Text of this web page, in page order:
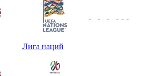
Лига наций
- - - - - -